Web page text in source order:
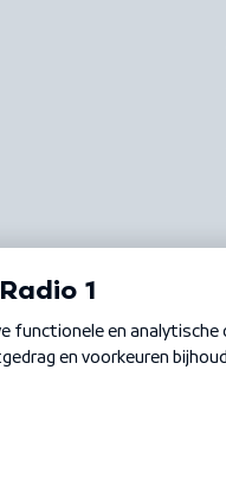
Privacybeleid